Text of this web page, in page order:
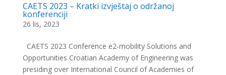
CAETS 2023 – Kratki izvještaj o održanoj
konferenciji
26 lis, 2023
CAETS 2023 Conference e2-mobility Solutions and
Opportunities Croatian Academy of Engineering was
presiding over International Council of Academies of